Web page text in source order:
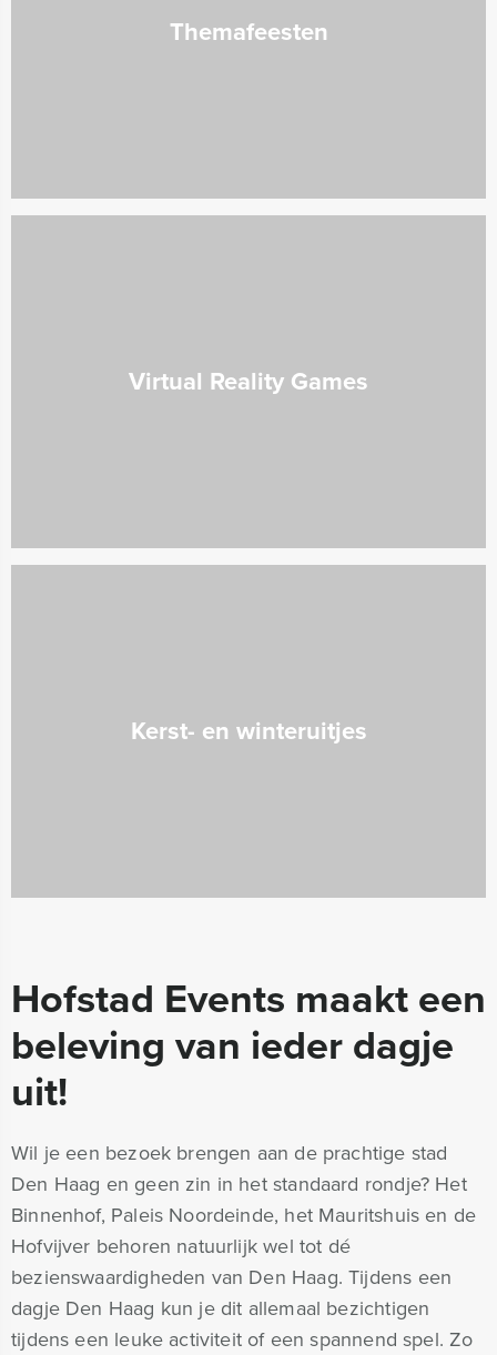
Themafeesten
Virtual Reality Games
Kerst- en winteruitjes
Hofstad Events maakt een
beleving van ieder dagje
uit!
Wil je een bezoek brengen aan de prachtige stad
Den Haag en geen zin in het standaard rondje? Het
Binnenhof, Paleis Noordeinde, het Mauritshuis en de
Hofvijver behoren natuurlijk wel tot dé
bezienswaardigheden van Den Haag. Tijdens een
dagje Den Haag kun je dit allemaal bezichtigen
tijdens een leuke activiteit of een spannend spel. Zo